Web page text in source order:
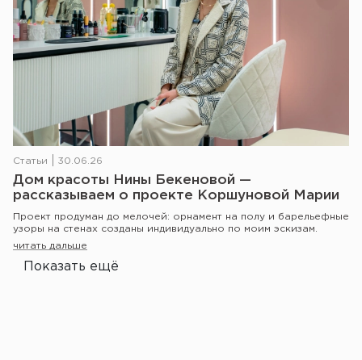
Статьи 30.06.26
Дом красоты Нины Бекеновой —
рассказываем о проекте Коршуновой Марии
Проект продуман до мелочей: орнамент на полу и барельефные
узоры на стенах созданы индивидуально по моим эскизам.
читать дальше
Показать ещё